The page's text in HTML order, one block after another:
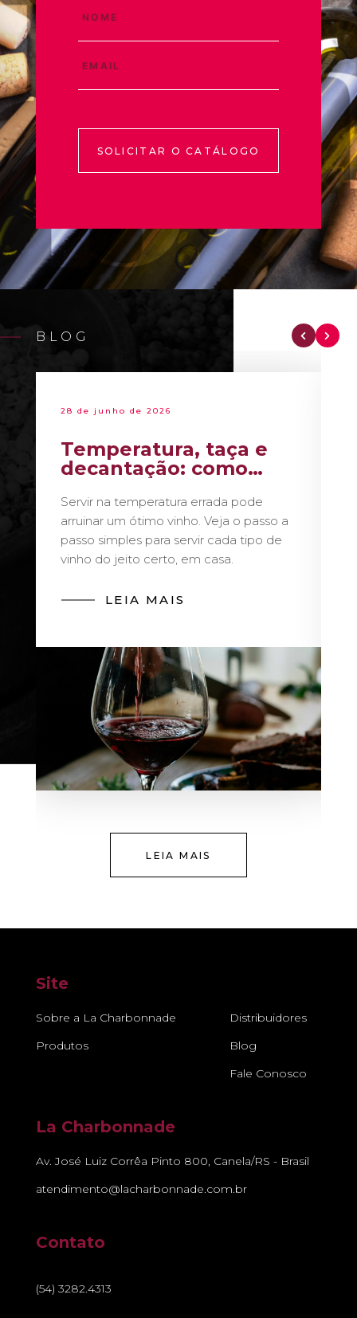
SOLICITAR O CATÁLOGO
BLOG
28 de junho de 2026
Temperatura, taça e
decantação: como
sommelier
Servir na temperatura errada pode
arruinar um ótimo vinho. Veja o passo a
passo simples para servir cada tipo de
vinho do jeito certo, em casa.
LEIA MAIS
LEIA MAIS
Site
Sobre a La Charbonnade
Produtos
Distribuidores
Blog
Fale Conosco
La Charbonnade
Av. José Luiz Corrêa Pinto 800, Canela/RS - Brasil
atendimento@lacharbonnade.com.br
Contato
(54) 3282.4313